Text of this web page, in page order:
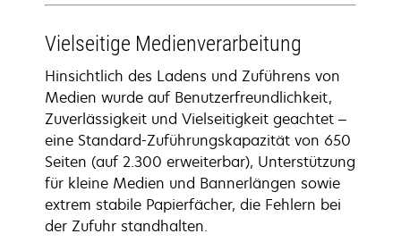
Vielseitige Medienverarbeitung
Hinsichtlich des Ladens und Zuführens von
Medien wurde auf Benutzerfreundlichkeit,
Zuverlässigkeit und Vielseitigkeit geachtet –
eine Standard-Zuführungskapazität von 650
Seiten (auf 2.300 erweiterbar), Unterstützung
für kleine Medien und Bannerlängen sowie
extrem stabile Papierfächer, die Fehlern bei
der Zufuhr standhalten.